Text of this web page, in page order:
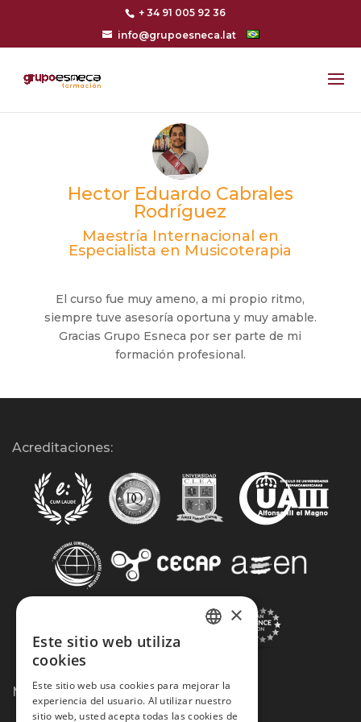
+ 34 91 005 92 36
info@grupoesneca.lat
Hector Eduardo Cabrales
Rodríguez
Maestría Internacional en
Especialista en Musicoterapia
El curso fue muy ameno, a mi propio ritmo,
siempre tuve asesoría oportuna y muy amable.
Gracias Grupo Esneca por ser parte de mi
formación profesional.
Acreditaciones:
Métodos de Pago:
×
Este sitio web utiliza
cookies
Este sitio web usa cookies para mejorar la
experiencia del usuario. Al utilizar nuestro
sitio web, usted acepta todas las cookies de